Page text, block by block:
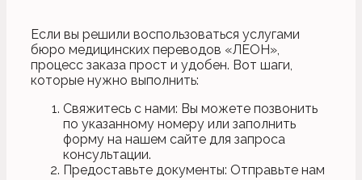
Если вы решили воспользоваться услугами
бюро медицинских переводов «ЛЕОН»,
процесс заказа прост и удобен. Вот шаги,
которые нужно выполнить:
Свяжитесь с нами: Вы можете позвонить
по указанному номеру или заполнить
форму на нашем сайте для запроса
консультации.
Предоставьте документы: Отправьте нам